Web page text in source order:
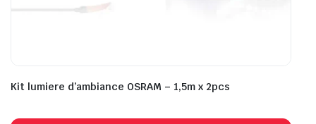
Kit lumiere d’ambiance OSRAM – 1,5m x 2pcs